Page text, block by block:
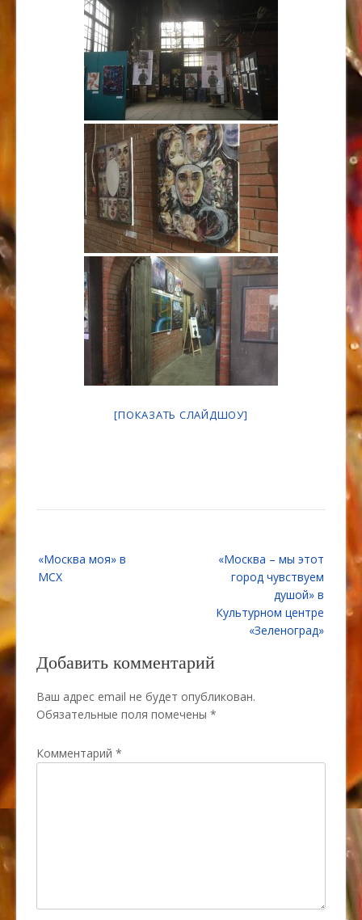
[ПОКАЗАТЬ СЛАЙДШОУ]
по
записям
«Москва моя» в
МСХ
«Москва – мы этот
город чувствуем
душой» в
Культурном центре
«Зеленоград»
Добавить комментарий
Ваш адрес email не будет опубликован.
Обязательные поля помечены *
Комментарий *